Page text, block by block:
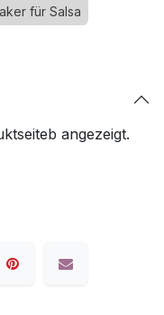
für Salsa
angezeigt.